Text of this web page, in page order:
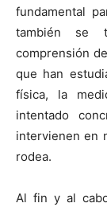
fundamental
también se
comprensión
que han
física, la
intentado
intervienen en
rodea.
Al fin y al